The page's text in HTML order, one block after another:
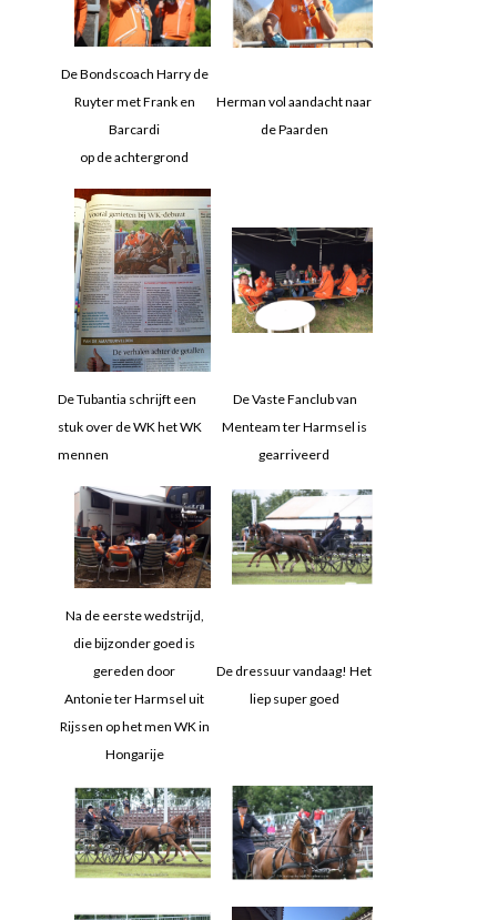
De Bondscoach Harry de
Ruyter met Frank en
Barcardi
op de achtergrond
Herman vol aandacht naar
de Paarden
De Tubantia schrijft een
stuk over de WK het WK
mennen
De Vaste Fanclub van
Menteam ter Harmsel is
gearriveerd
Na de eerste wedstrijd,
die bijzonder goed is
gereden door
Antonie ter Harmsel uit
Rijssen op het men WK in
Hongarije
De dressuur vandaag! Het
liep super goed